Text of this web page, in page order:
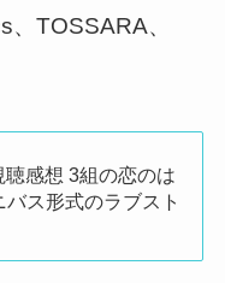
TOSSARA、
聴感想 3組の恋のは
バス形式のラブスト